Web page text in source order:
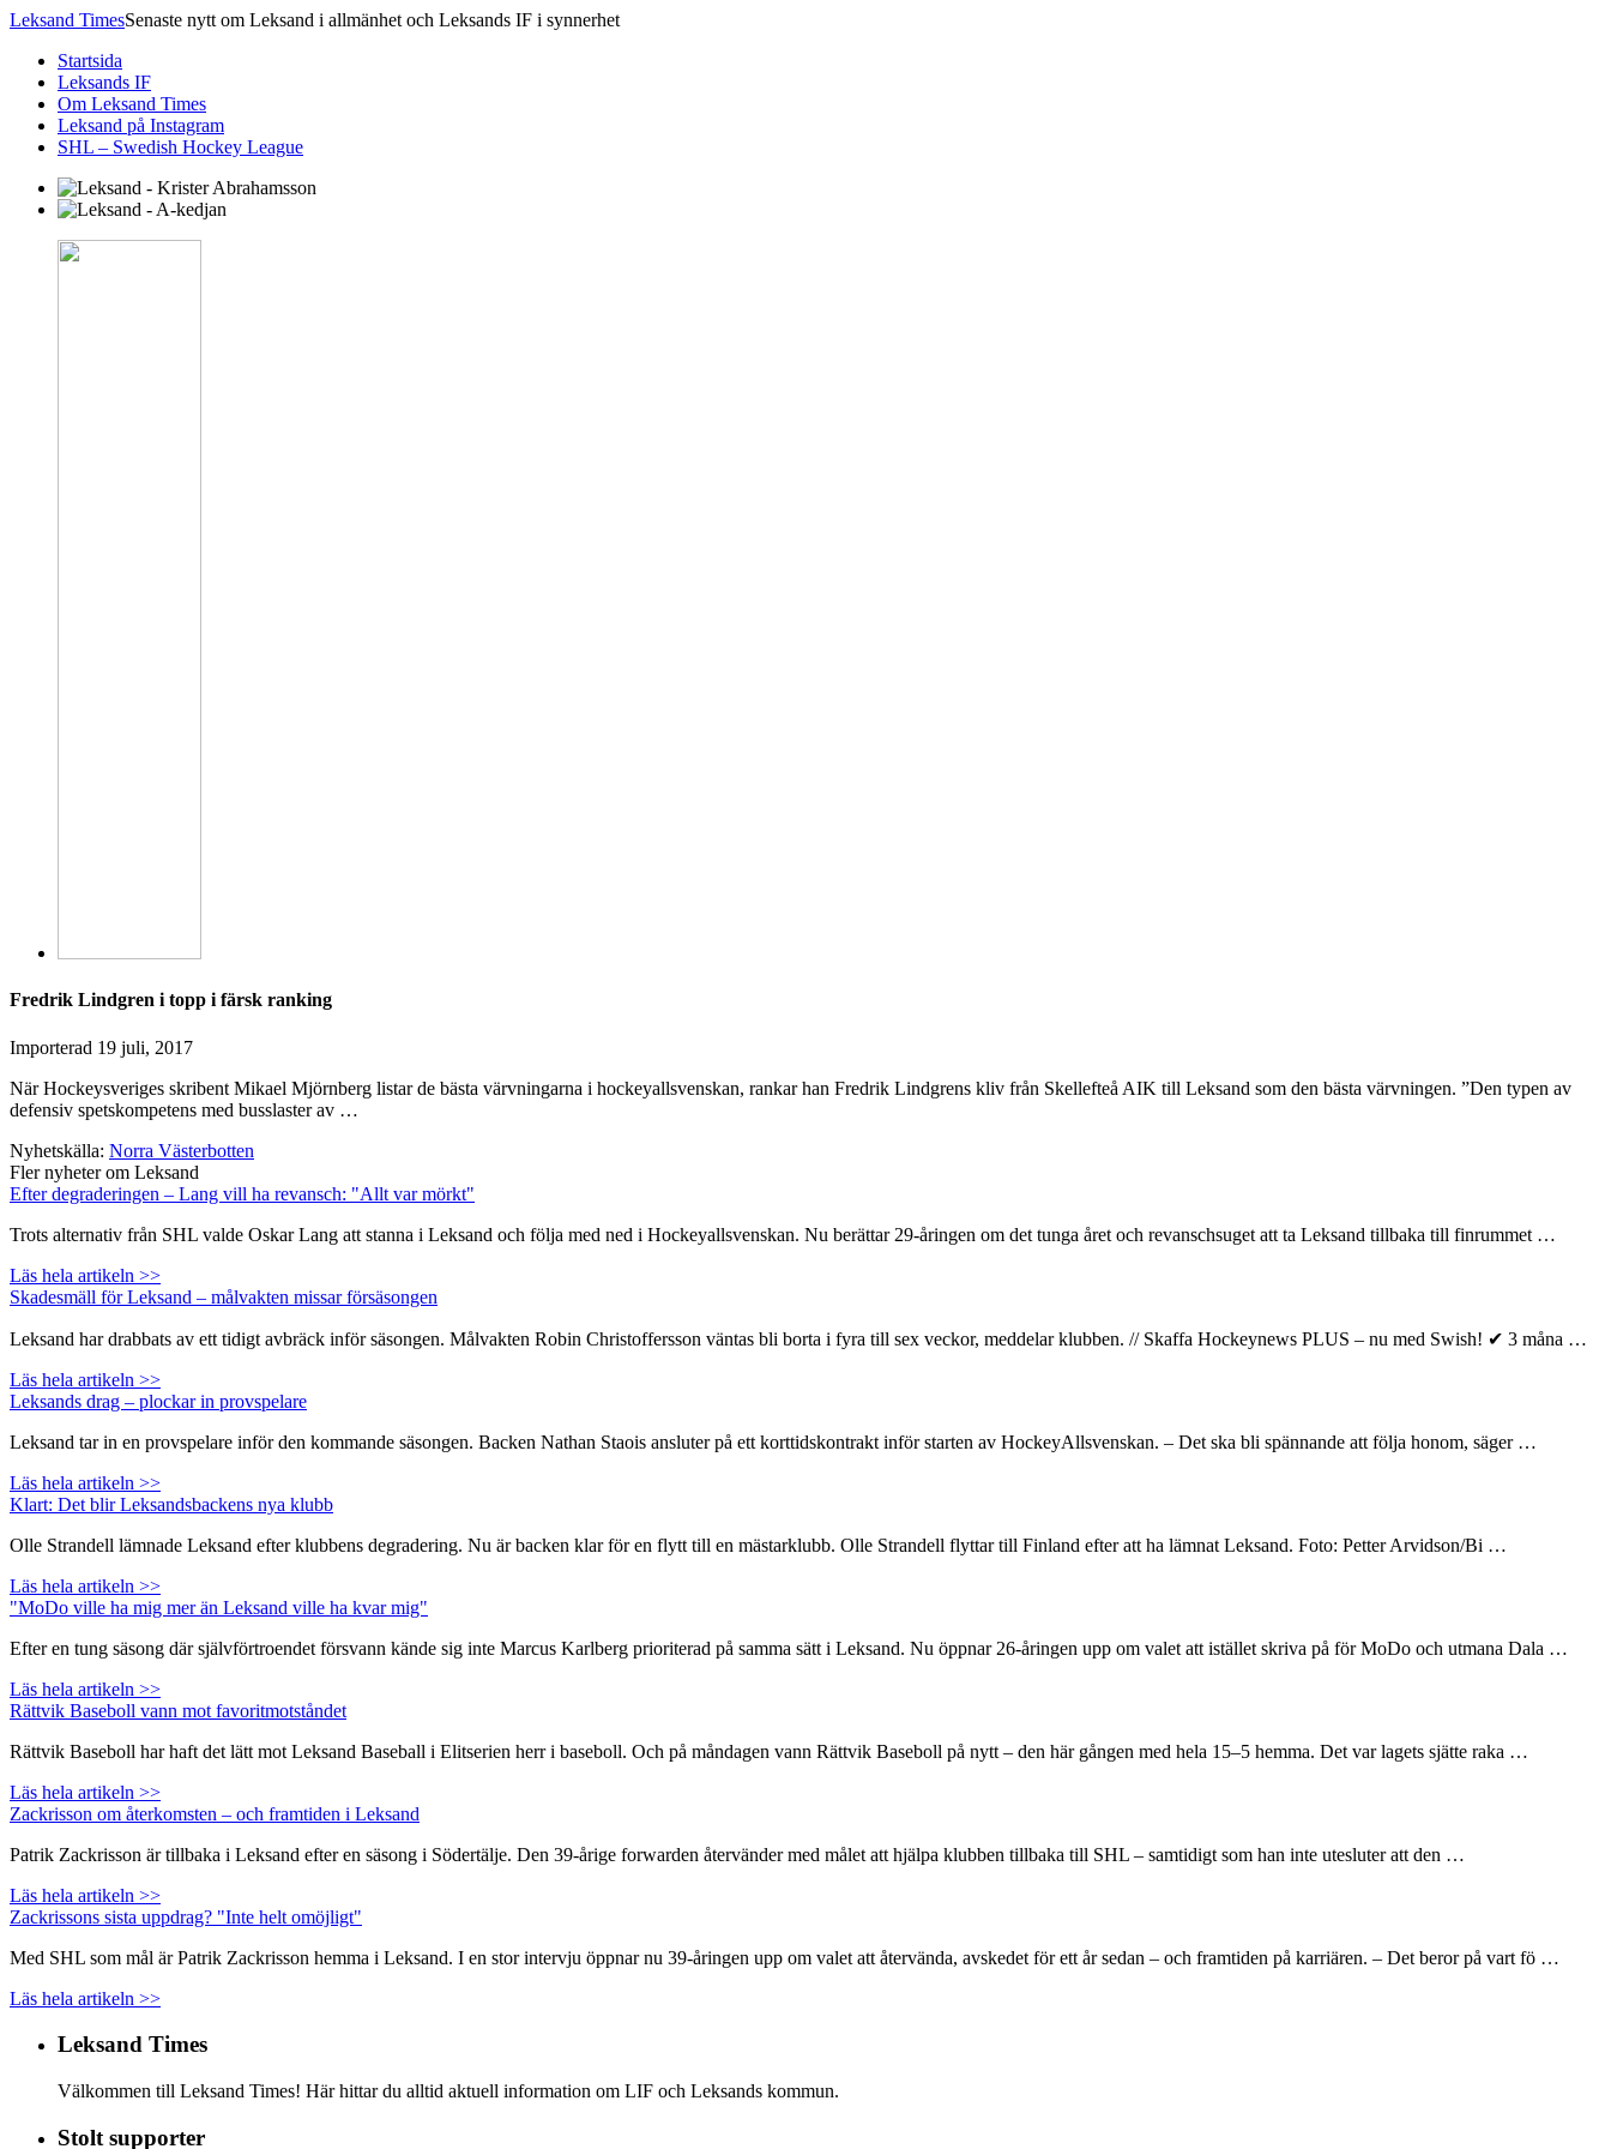
Leksand TimesSenaste nytt om Leksand i allmänhet och Leksands IF i synnerhet
Startsida
Leksands IF
Om Leksand Times
Leksand på Instagram
SHL – Swedish Hockey League
Fredrik Lindgren i topp i färsk ranking
Importerad 19 juli, 2017
När Hockeysveriges skribent Mikael Mjörnberg listar de bästa värvningarna i hockeyallsvenskan, rankar han Fredrik Lindgrens kliv från Skellefteå AIK till Leksand som den bästa värvningen. ”Den typen av
defensiv spetskompetens med busslaster av …
Nyhetskälla: Norra Västerbotten
Fler nyheter om Leksand
Efter degraderingen – Lang vill ha revansch: "Allt var mörkt"
Trots alternativ från SHL valde Oskar Lang att stanna i Leksand och följa med ned i Hockeyallsvenskan. Nu berättar 29-åringen om det tunga året och revanschsuget att ta Leksand tillbaka till finrummet …
Läs hela artikeln >>
Skadesmäll för Leksand – målvakten missar försäsongen
Leksand har drabbats av ett tidigt avbräck inför säsongen. Målvakten Robin Christoffersson väntas bli borta i fyra till sex veckor, meddelar klubben. // Skaffa Hockeynews PLUS – nu med Swish! ✔ 3 måna …
Läs hela artikeln >>
Leksands drag – plockar in provspelare
Leksand tar in en provspelare inför den kommande säsongen. Backen Nathan Staois ansluter på ett korttidskontrakt inför starten av HockeyAllsvenskan. – Det ska bli spännande att följa honom, säger …
Läs hela artikeln >>
Klart: Det blir Leksandsbackens nya klubb
Olle Strandell lämnade Leksand efter klubbens degradering. Nu är backen klar för en flytt till en mästarklubb. Olle Strandell flyttar till Finland efter att ha lämnat Leksand. Foto: Petter Arvidson/Bi …
Läs hela artikeln >>
"MoDo ville ha mig mer än Leksand ville ha kvar mig"
Efter en tung säsong där självförtroendet försvann kände sig inte Marcus Karlberg prioriterad på samma sätt i Leksand. Nu öppnar 26-åringen upp om valet att istället skriva på för MoDo och utmana Dala …
Läs hela artikeln >>
Rättvik Baseboll vann mot favoritmotståndet
Rättvik Baseboll har haft det lätt mot Leksand Baseball i Elitserien herr i baseboll. Och på måndagen vann Rättvik Baseboll på nytt – den här gången med hela 15–5 hemma. Det var lagets sjätte raka …
Läs hela artikeln >>
Zackrisson om återkomsten – och framtiden i Leksand
Patrik Zackrisson är tillbaka i Leksand efter en säsong i Södertälje. Den 39-årige forwarden återvänder med målet att hjälpa klubben tillbaka till SHL – samtidigt som han inte utesluter att den …
Läs hela artikeln >>
Zackrissons sista uppdrag? "Inte helt omöjligt"
Med SHL som mål är Patrik Zackrisson hemma i Leksand. I en stor intervju öppnar nu 39-åringen upp om valet att återvända, avskedet för ett år sedan – och framtiden på karriären. – Det beror på vart fö …
Läs hela artikeln >>
Leksand Times
Välkommen till Leksand Times! Här hittar du alltid aktuell information om LIF och Leksands kommun.
Stolt supporter